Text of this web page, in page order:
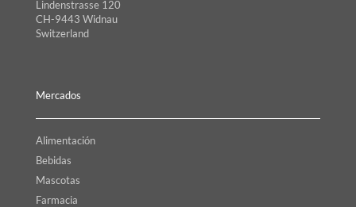
Lindenstrasse 120
CH-9443 Widnau
Switzerland
Mercados
Alimentación
Bebidas
Mascotas
Farmacia